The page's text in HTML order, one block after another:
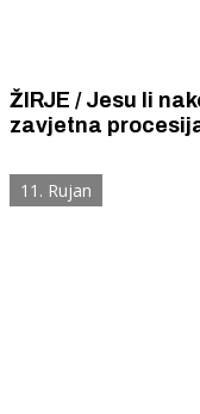
ŽIRJE / Jesu li
zavjetna
najudaljenijeg
11. Rujan